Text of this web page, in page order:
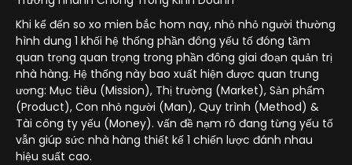
Khi kể đến so xo mien bắc hom nay, nhỏ nhỏ người thường
hình dung 1 khối hệ thống phần đông yếu tố đóng tầm
quan trọng quan trọng trong phần đông giai đoạn quản trị
nhà hàng. Hệ thống này bao xuất hiện được quan trung
ương: Mục tiêu (Mission), Thị trường (Market), Sản phẩm
(Product), Con nhỏ người (Man), Quy trình (Method) &
Tài công ty yếu (Money). vấn đề nạm rõ đang từng yếu tố
vẫn giúp sức nhà hàng thiết kế 1 chiến lược đánh nhau
hiệu suất cao.